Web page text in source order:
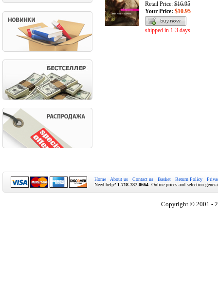
Retail Price: $16.95
Your Price: $10.95
shipped in 1-3 days
Home About us Contact us Basket Return Policy
Need help? 1-718-787-0664 . Online prices and selection
Copyright © 2001 -